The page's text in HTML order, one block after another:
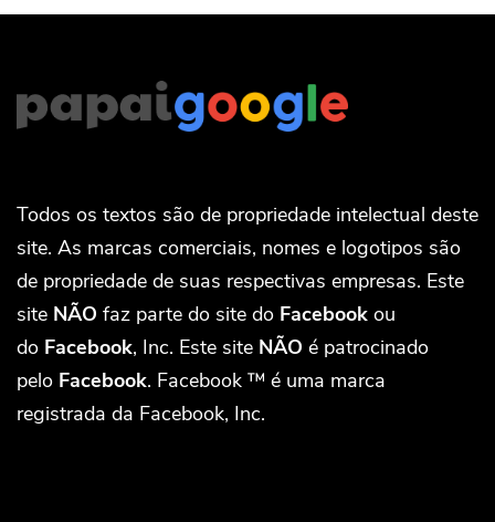
Todos os textos são de propriedade intelectual deste
site. As marcas comerciais, nomes e logotipos são
de propriedade de suas respectivas empresas. Este
site NÃO faz parte do site do Facebook ou
do Facebook, Inc. Este site NÃO é patrocinado
pelo Facebook. Facebook ™ é uma marca
registrada da Facebook, Inc.